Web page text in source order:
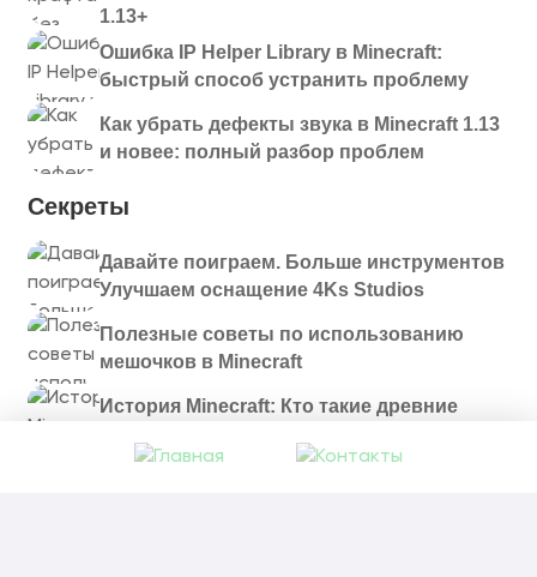
1.13+
Ошибка IP Helper Library в Minecraft:
быстрый способ устранить проблему
Как убрать дефекты звука в Minecraft 1.13
и новее: полный разбор проблем
Секреты
Давайте поиграем. Больше инструментов
Улучшаем оснащение 4Ks Studios
Полезные советы по использованию
мешочков в Minecraft
История Minecraft: Кто такие древние